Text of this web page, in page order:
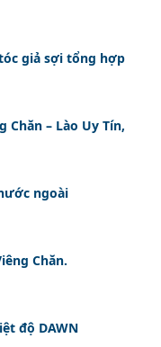
giả sợi tổng hợp
Chăn – Lào Uy Tín,
ngoài
Chăn.
độ DAWN